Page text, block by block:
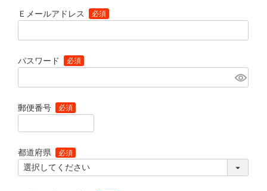
Ｅメールアドレス
(必須)
パスワード
(必須)
郵便番号
(必須)
都道府県
(必須)